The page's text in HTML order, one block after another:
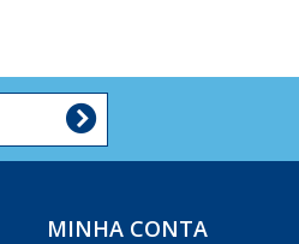
MINHA CONTA